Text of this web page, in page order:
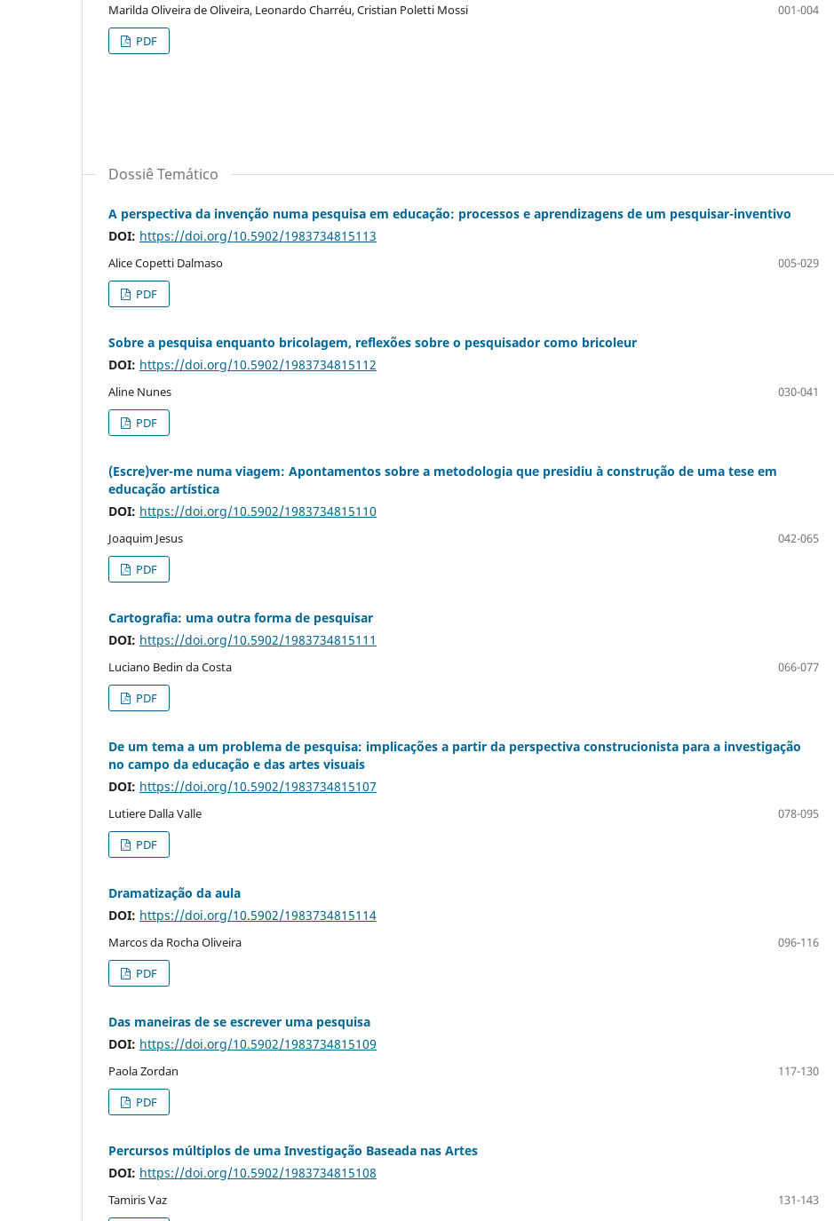
Marilda Oliveira de Oliveira, Leonardo Charréu, Cristian Poletti Mossi
001-004
PDF
Dossiê Temático
A perspectiva da invenção numa pesquisa em educação: processos e aprendizagens de um pesquisar-inventivo
DOI: https://doi.org/10.5902/1983734815113
Alice Copetti Dalmaso
005-029
PDF
Sobre a pesquisa enquanto bricolagem, reflexões sobre o pesquisador como bricoleur
DOI: https://doi.org/10.5902/1983734815112
Aline Nunes
030-041
PDF
(Escre)ver-me numa viagem: Apontamentos sobre a metodologia que presidiu à construção de uma tese em
educação artística
DOI: https://doi.org/10.5902/1983734815110
Joaquim Jesus
042-065
PDF
Cartografia: uma outra forma de pesquisar
DOI: https://doi.org/10.5902/1983734815111
Luciano Bedin da Costa
066-077
PDF
De um tema a um problema de pesquisa: implicações a partir da perspectiva construcionista para a investigação
no campo da educação e das artes visuais
DOI: https://doi.org/10.5902/1983734815107
Lutiere Dalla Valle
078-095
PDF
Dramatização da aula
DOI: https://doi.org/10.5902/1983734815114
Marcos da Rocha Oliveira
096-116
PDF
Das maneiras de se escrever uma pesquisa
DOI: https://doi.org/10.5902/1983734815109
Paola Zordan
117-130
PDF
Percursos múltiplos de uma Investigação Baseada nas Artes
DOI: https://doi.org/10.5902/1983734815108
Tamiris Vaz
131-143